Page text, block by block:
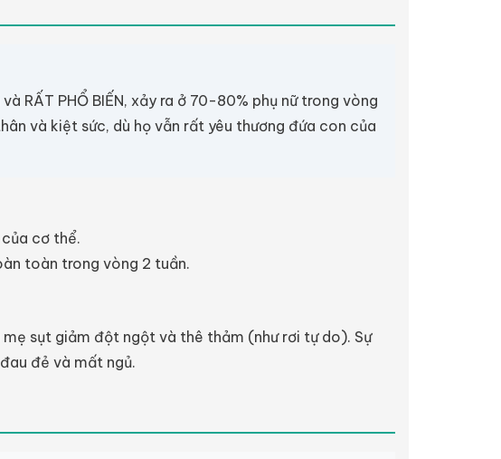
RẤT PHỔ BIẾN, xảy ra ở 70-80% phụ nữ trong vòng
và kiệt sức, dù họ vẫn rất yêu thương đứa con của
của cơ thể.
toàn trong vòng 2 tuần.
sụt giảm đột ngột và thê thảm (như rơi tự do). Sự
đẻ và mất ngủ.